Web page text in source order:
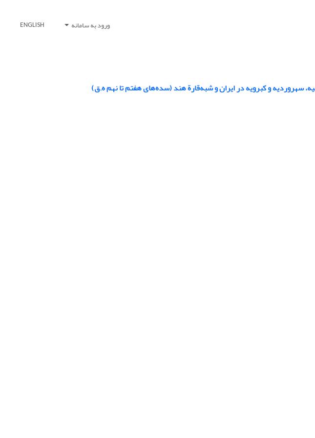
ورود به سامانه ENGLISH
سهروردیه و کبرویه در ایران و شبه‌قارة هند (سده‌های هفتم تا نهم ه.ق)